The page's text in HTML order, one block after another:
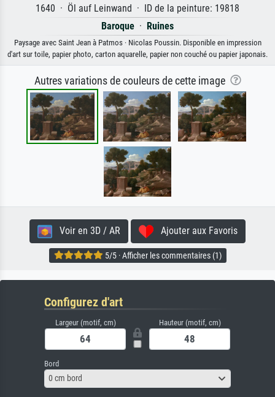
1640 · Öl auf Leinwand · ID de la peinture: 19818
Baroque · Ruines
Paysage avec Saint Jean à Patmos · Nicolas Poussin. Disponible en impression
d'art sur toile, papier photo, carton aquarelle, papier non couché ou papier japonais.
Autres variations de couleurs de cette image
Voir en 3D / AR Ajouter aux Favoris
5/5 · Afficher les commentaires (1)
Configurez d'art
Largeur (motif, cm) Hauteur (motif, cm)
Bord
0 cm bord